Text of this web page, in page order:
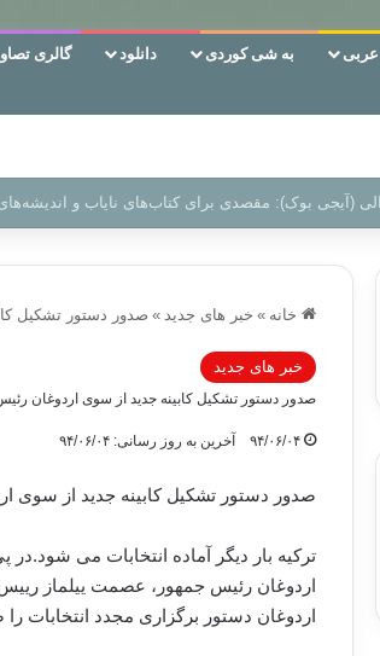
عربی به شی کوردی دانلود گالری
دوری وکناره‌گیری از راه خداست‌!
خانه » خبر های جدید » صدور دستور تشکیل
خبر های جدید
صدور دستور تشکیل کابینه جدید از سوی اردوغان
۹۴/۰۶/۰۴ آخرین به روز رسانی: ۹۴/۰۶/۰۴
صدور دستور تشکیل کابینه جدید از سوی
اردوغان رئیس جمهور، عصمت ییلماز
اردوغان دستور برگزاری مجدد انتخابات